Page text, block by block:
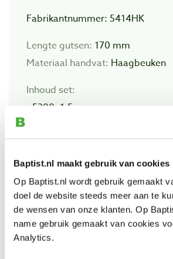
Baptist.nl maakt gebruik van cookies
Op Baptist.nl wordt gebruik gemaakt
doel de website steeds meer aan te
de wensen van onze klanten. Op
name gebruik gemaakt van cookies
Analytics.
Fabrikantnummer: 5414HK
Lengte gutsen: 170 mm
Materiaal handvat: Haagbeuken
Inhoud set:
- 5300: 1,5 mm
- 5302: 1,5 mm
- 5303: 1 mm
- 5306: 1 mm
- 5311: 0,5 mm, 1 mm, 1,5 mm,
- 5315: 1 mm
- 5320: 0,5 mm, 1 mm